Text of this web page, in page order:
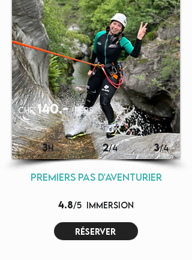
chf 140.- /pers.
3H2/43/4
premiers pas d'aventurier
4.8/5 immersion
réserver